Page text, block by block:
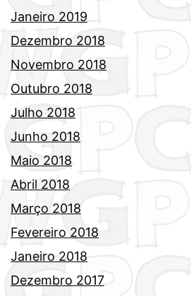
Janeiro 2019
Dezembro 2018
Novembro 2018
Outubro 2018
Julho 2018
Junho 2018
Maio 2018
Abril 2018
Março 2018
Fevereiro 2018
Janeiro 2018
Dezembro 2017